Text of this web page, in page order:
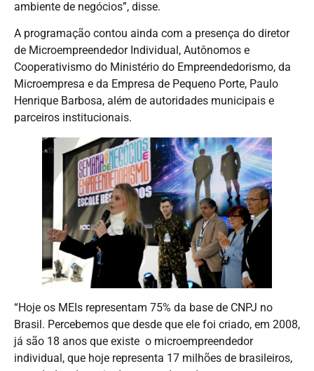
ambiente de negócios”, disse.
A programação contou ainda com a presença do diretor
de Microempreendedor Individual, Autônomos e
Cooperativismo do Ministério do Empreendedorismo, da
Microempresa e da Empresa de Pequeno Porte, Paulo
Henrique Barbosa, além de autoridades municipais e
parceiros institucionais.
“Hoje os MEIs representam 75% da base de CNPJ no
Brasil. Percebemos que desde que ele foi criado, em 2008,
já são 18 anos que existe o microempreendedor
individual, que hoje representa 17 milhões de brasileiros,